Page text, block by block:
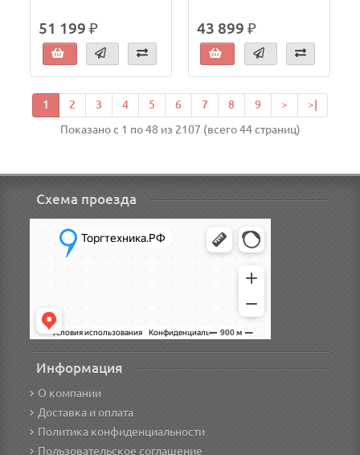
51 199 ₽ 43 899 ₽
1 2 3 4 5 6 7 8 9 >
>|
Показано с 1 по 48 из 2107 (всего 44 страниц)
Схема проезда
Информация
О компании
Доставка и оплата
Политика конфиденциальности
Пользовательское соглашение